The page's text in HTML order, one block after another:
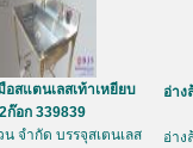
อสแตนเลสเท้าเหยียบ
2ก๊อก 339839
จำกัด บรรจุสเตนเลส
อ่าง
อ่าง